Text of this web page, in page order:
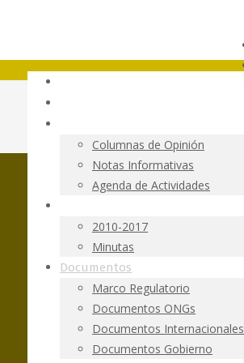
Columnas de Opinión
Notas Informativas
Agenda de Actividades
2010-2017
Minutas
Documentos
Marco Regulatorio
Documentos ONGs
Documentos Internacionales
Documentos Gobierno